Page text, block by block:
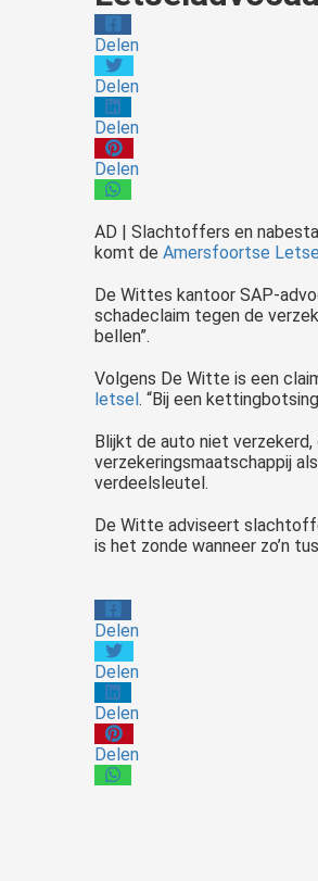
Delen
Delen
Delen
Delen
AD | Slachtoffers en
komt de Amersfoortse
De Wittes kantoor SAP-
schadeclaim tegen de
bellen”.
Volgens De Witte is een
letsel. “Bij een
Blijkt de auto niet
verzekeringsmaatschappij
verdeelsleutel.
De Witte adviseert
is het zonde wanneer zo’n
Delen
Delen
Delen
Delen